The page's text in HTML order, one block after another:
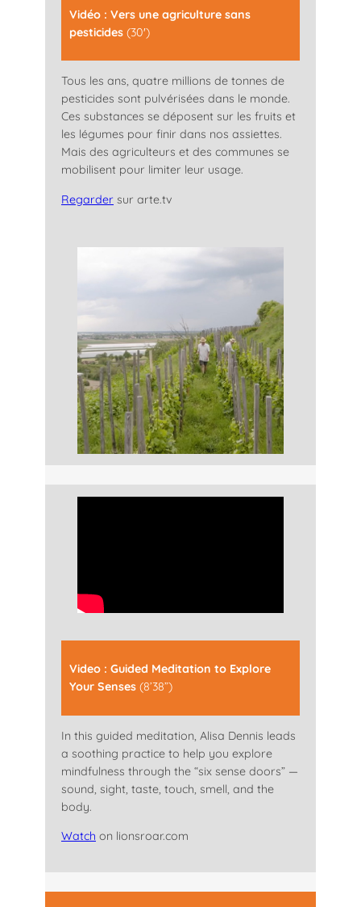
Vidéo : Vers une agriculture sans
pesticides (30′)
Tous les ans, quatre millions de tonnes de
pesticides sont pulvérisées dans le monde.
Ces substances se déposent sur les fruits et
les légumes pour finir dans nos assiettes.
Mais des agriculteurs et des communes se
mobilisent pour limiter leur usage.
Regarder sur arte.tv
Video : Guided Meditation to Explore
Your Senses (8’38”)
In this guided meditation, Alisa Dennis leads
a soothing practice to help you explore
mindfulness through the “six sense doors” —
sound, sight, taste, touch, smell, and the
body.
Watch on lionsroar.com